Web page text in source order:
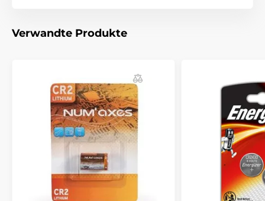
Zubehör Anti-Bell-Halsbänder
Verwandte Produkte